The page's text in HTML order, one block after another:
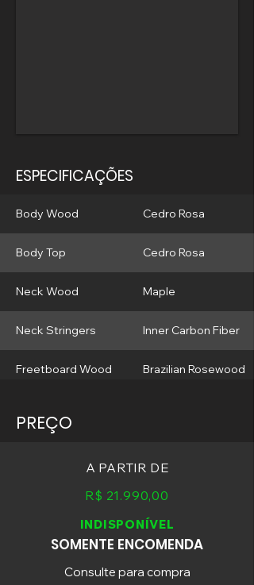
ESPECIFICAÇÕES
Body Wood Cedro Rosa
Body Top Cedro Rosa
Neck Wood Maple
Neck Stringers Inner Carbon Fiber
Freetboard Wood Brazilian Rosewood
22 True
Temperament Inox
EG 08
Gotoh GE 1996 T
PREÇO
A PARTIR DE
R$ 21.990,00
INDISPONÍVEL
SOMENTE ENCOMENDA
Consulte para compra